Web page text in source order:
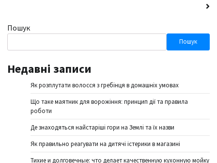
записами
Пошук
Пошук
Недавні записи
Як розплутати волосся з гребінця в домашніх умовах
Що таке маятник для ворожіння: принцип дії та правила
роботи
Де знаходяться найстаріші гори на Землі та їх назви
Як правильно реагувати на дитячі істерики в магазині
Тихие и долговечные: что делает качественную кухонную мойку